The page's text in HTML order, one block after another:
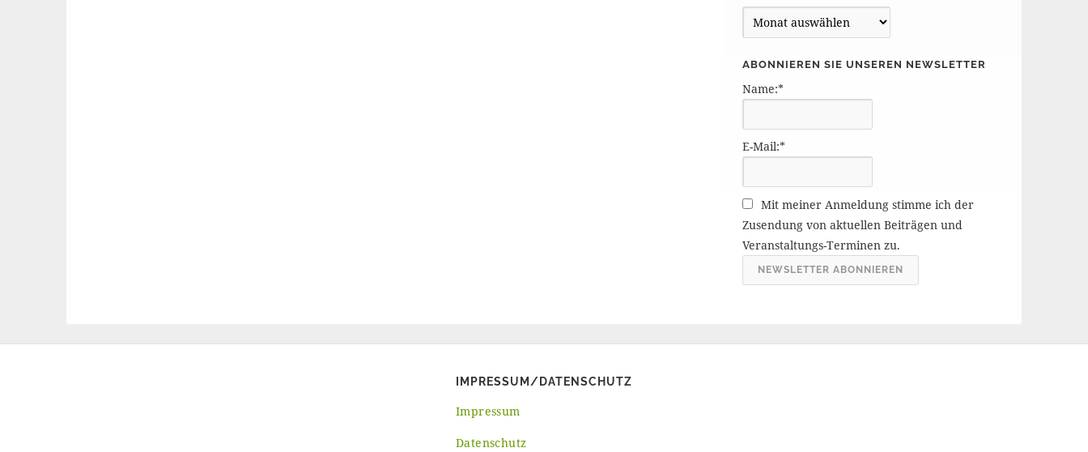
e
r
e
r
c
h
i
ABONNIEREN SIE UNSEREN NEWSLETTER
Name:*
E-Mail:*
Mit meiner Anmeldung stimme ich der
Zusendung von aktuellen Beiträgen und
Veranstaltungs-Terminen zu.
IMPRESSUM/DATENSCHUTZ
Impressum
Datenschutz